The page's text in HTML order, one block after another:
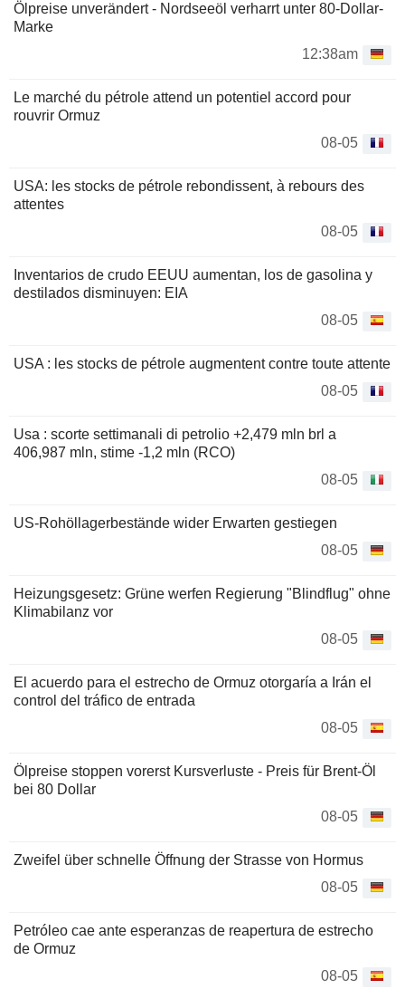
Ölpreise unverändert - Nordseeöl verharrt unter 80-Dollar-
Marke
12:38am
Le marché du pétrole attend un potentiel accord pour
rouvrir Ormuz
08-05
USA: les stocks de pétrole rebondissent, à rebours des
attentes
08-05
Inventarios de crudo EEUU aumentan, los de gasolina y
destilados disminuyen: EIA
08-05
USA : les stocks de pétrole augmentent contre toute attente
08-05
Usa : scorte settimanali di petrolio +2,479 mln brl a
406,987 mln, stime -1,2 mln (RCO)
08-05
US-Rohöllagerbestände wider Erwarten gestiegen
08-05
Heizungsgesetz: Grüne werfen Regierung "Blindflug" ohne
Klimabilanz vor
08-05
El acuerdo para el estrecho de Ormuz otorgaría a Irán el
control del tráfico de entrada
08-05
Ölpreise stoppen vorerst Kursverluste - Preis für Brent-Öl
bei 80 Dollar
08-05
Zweifel über schnelle Öffnung der Strasse von Hormus
08-05
Petróleo cae ante esperanzas de reapertura de estrecho
de Ormuz
08-05